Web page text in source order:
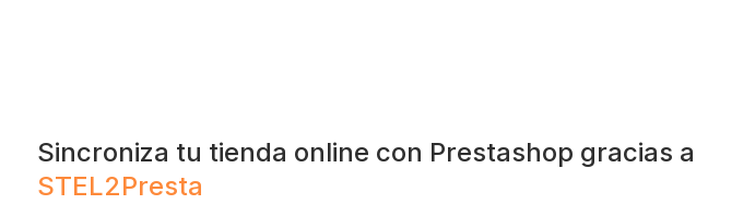
Sincroniza tu tienda online con Prestashop gracias a
STEL2Presta